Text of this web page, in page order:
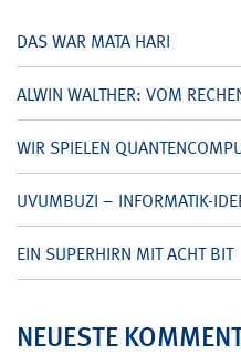
DAS WAR MATA HARI
ALWIN WALTHER: VOM
WIR SPIELEN
UVUMBUZI – INFORMATIK-
EIN SUPERHIRN MIT ACHT BIT
NEUESTE